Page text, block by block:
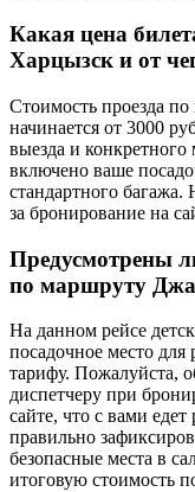
Какая цена
Харцызск и от
Стоимость проезда
начинается от 3000
выезда и
включено ваше
стандартного
за бронирование на
Предусмотрены
по маршруту
На данном рейсе
посадочное место для
тарифу. Пожалуйста,
диспетчеру при
сайте, что с вами
правильно
безопасные места в
итоговую стоимость